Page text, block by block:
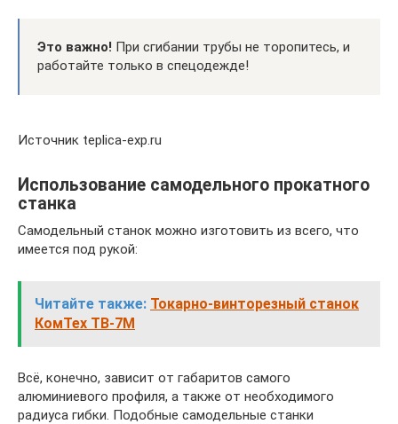
Это важно! При сгибании трубы не торопитесь, и
работайте только в спецодежде!
Источник teplica-exp.ru
Использование самодельного прокатного
станка
Самодельный станок можно изготовить из всего, что
имеется под рукой:
Читайте также: Токарно-винторезный станок
КомТех ТВ-7М
Всё, конечно, зависит от габаритов самого
алюминиевого профиля, а также от необходимого
радиуса гибки. Подобные самодельные станки